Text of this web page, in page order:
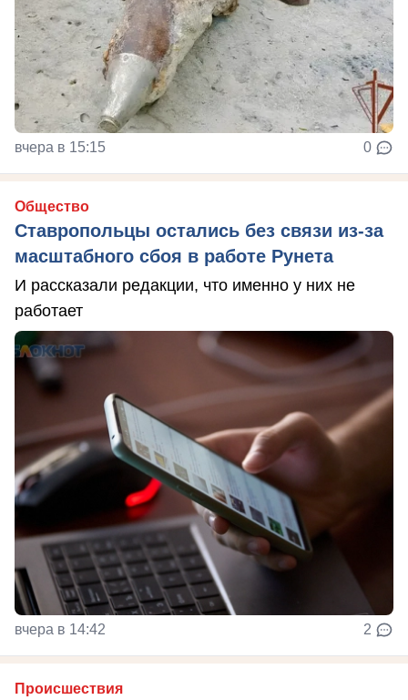
вчера в 15:15 0
Общество
Ставропольцы остались без связи из-за
масштабного сбоя в работе Рунета
И рассказали редакции, что именно у них не
работает
вчера в 14:42 2
Происшествия